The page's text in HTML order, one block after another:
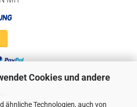
Cookies und andere
ähnliche Technologien, auch von